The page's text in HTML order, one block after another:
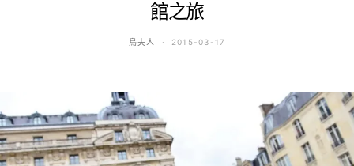
館之旅
鳥夫人 2015-03-17